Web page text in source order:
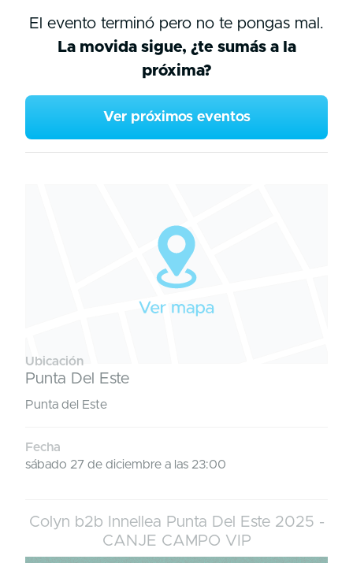
El evento terminó pero no te pongas mal.
La movida sigue, ¿te sumás a la
próxima?
Ver próximos eventos
Ubicación
Punta Del Este
Punta del Este
Fecha
sábado 27 de diciembre a las 23:00
Colyn b2b Innellea Punta Del Este 2025 -
CANJE CAMPO VIP